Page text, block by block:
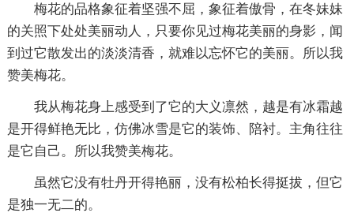
梅花的品格象征着坚强不屈，象征着傲骨，在冬妹妹
的关照下处处美丽动人，只要你见过梅花美丽的身影，闻
到过它散发出的淡淡清香，就难以忘怀它的美丽。所以我
赞美梅花。
我从梅花身上感受到了它的大义凛然，越是有冰霜越
是开得鲜艳无比，仿佛冰雪是它的装饰、陪衬。主角往往
是它自己。所以我赞美梅花。
虽然它没有牡丹开得艳丽，没有松柏长得挺拔，但它
是独一无二的。